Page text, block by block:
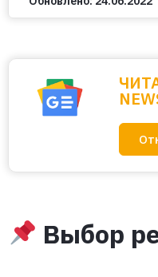
Выбор